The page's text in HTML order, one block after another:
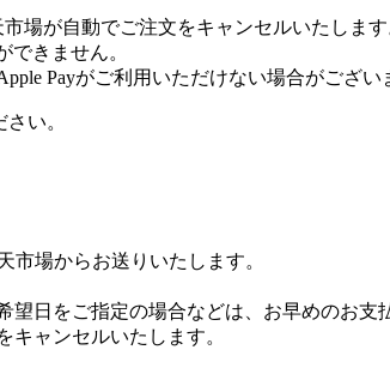
場が自動でご注文をキャンセルいたします
できません。
Payがご利用いただけない場合がござい
さい。
場からお送りいたします。
日をご指定の場合などは、お早めのお支
ャンセルいたします。